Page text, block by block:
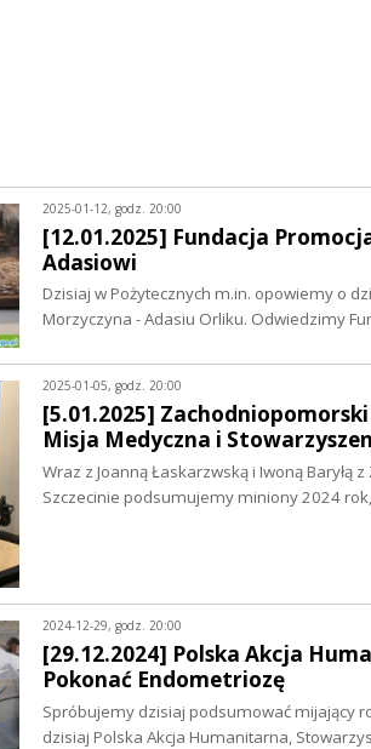
2025-01-12, godz. 20:00
[12.01.2025] Fundacja
Adasiowi
Dzisiaj w Pożytecznych m.in. opowiemy o
Morzyczyna - Adasiu Orliku. Odwiedzimy
2025-01-05, godz. 20:00
[5.01.2025] Zachodniopomorski
Misja Medyczna i
Wraz z Joanną Łaskarzwską i Iwoną
Szczecinie podsumujemy miniony 2024
2024-12-29, godz. 20:00
[29.12.2024] Polska Akcja
Pokonać Endometriozę
Spróbujemy dzisiaj podsumować mijający
dzisiaj Polska Akcja Humanitarna,